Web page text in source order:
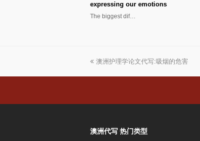
expressing our emotions
The biggest dif…
上
章:
澳洲护理学论文代写:吸烟的危害
澳洲代写 热门类型